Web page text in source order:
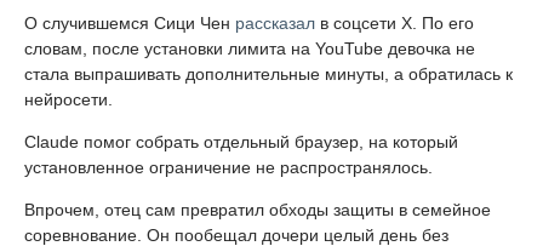
О случившемся Сици Чен рассказал в соцсети X. По его
словам, после установки лимита на YouTube девочка не
стала выпрашивать дополнительные минуты, а обратилась к
нейросети.
Claude помог собрать отдельный браузер, на который
установленное ограничение не распространялось.
Впрочем, отец сам превратил обходы защиты в семейное
соревнование. Он пообещал дочери целый день без